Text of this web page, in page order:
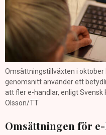
Omsättningstillväxten i
genomsnitt använder ett
att fler e-handlar, enligt Svensk
Olsson/TT
Omsättningen för